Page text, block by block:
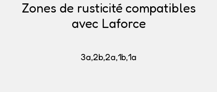
Zones de rusticité compatibles
avec Laforce
3a,2b,2a,1b,1a